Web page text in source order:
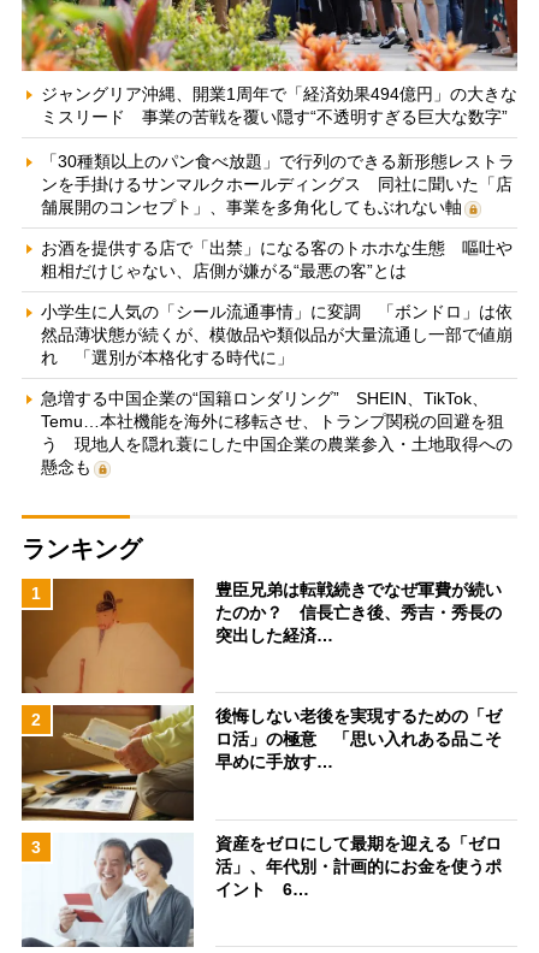
ジャングリア沖縄、開業1周年で「経済効果494億円」の大きな
ミスリード 事業の苦戦を覆い隠す“不透明すぎる巨大な数字”
「30種類以上のパン食べ放題」で行列のできる新形態レストラ
ンを手掛けるサンマルクホールディングス 同社に聞いた「店
舗展開のコンセプト」、事業を多角化してもぶれない軸
お酒を提供する店で「出禁」になる客のトホホな生態 嘔吐や
粗相だけじゃない、店側が嫌がる“最悪の客”とは
小学生に人気の「シール流通事情」に変調 「ボンドロ」は依
然品薄状態が続くが、模倣品や類似品が大量流通し一部で値崩
れ 「選別が本格化する時代に」
急増する中国企業の“国籍ロンダリング” SHEIN、TikTok、
Temu…本社機能を海外に移転させ、トランプ関税の回避を狙
う 現地人を隠れ蓑にした中国企業の農業参入・土地取得への
懸念も
ランキング
1
豊臣兄弟は転戦続きでなぜ軍費が続い
たのか？ 信長亡き後、秀吉・秀長の
突出した経済…
2
後悔しない老後を実現するための「ゼ
ロ活」の極意 「思い入れある品こそ
早めに手放す…
3
資産をゼロにして最期を迎える「ゼロ
活」、年代別・計画的にお金を使うポ
イント 6…